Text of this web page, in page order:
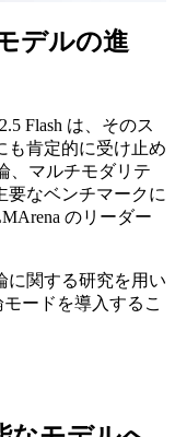
デルの進
Flash は、そのス
も肯定的に受け止め
、マルチモダリテ
要なベンチマークに
のリーダー
に関する研究を用い
ードを導入するこ